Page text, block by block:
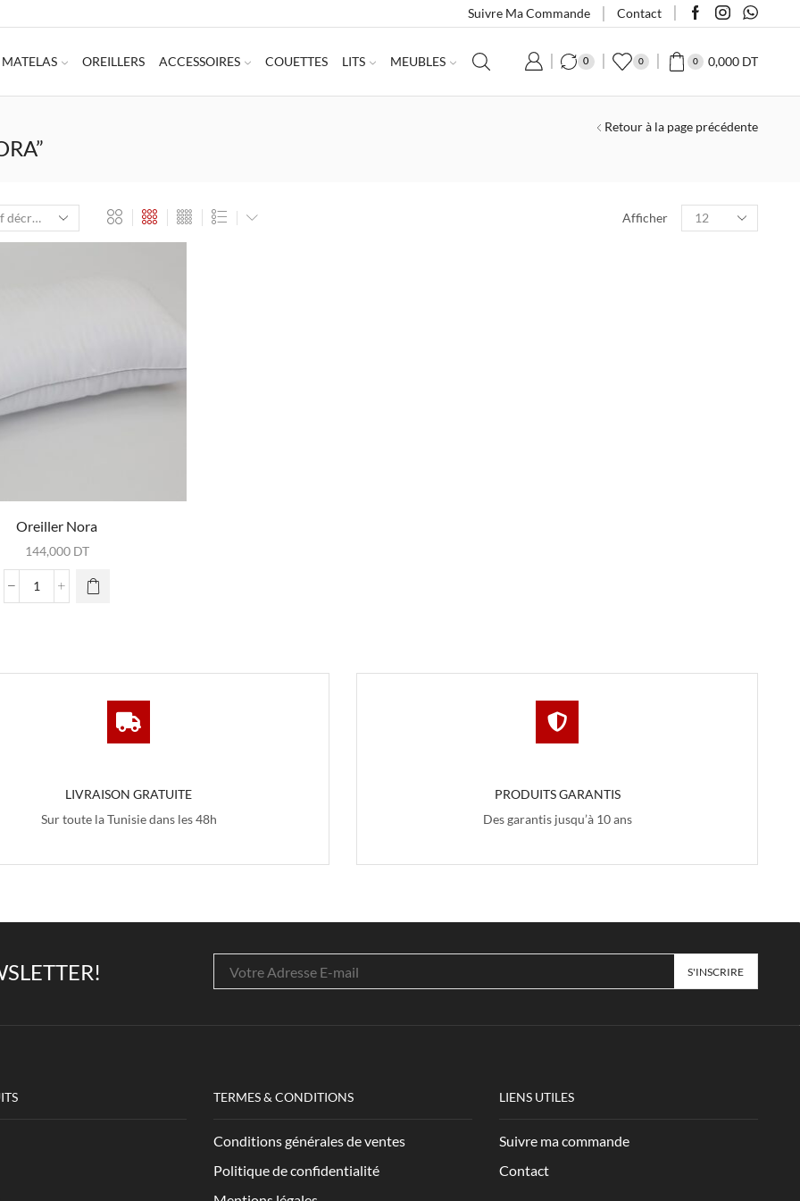
Suivre Ma Commande Contact
MATELAS OREILLERS ACCESSOIRES COUETTES LITS MEUBLES 0 0 0 0,000 DT
Retour à la page précédente
Afficher
Nombre
de
Oreiller Nora
144,000 DT
quantité
LIVRAISON GRATUITE
Sur toute la Tunisie dans les 48h
PRODUITS GARANTIS
Des garantis jusqu’à 10 ans
TERMES & CONDITIONS
Conditions générales de ventes
Politique de confidentialité
LIENS UTILES
Suivre ma commande
Contact